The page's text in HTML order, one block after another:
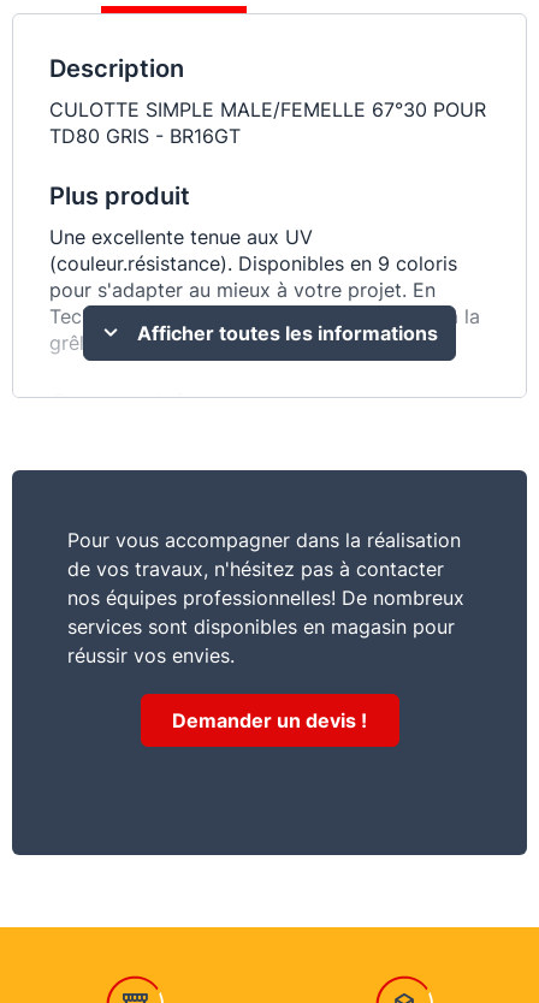
Description
CULOTTE SIMPLE MALE/FEMELLE 67°30 POUR
TD80 GRIS - BR16GT
Plus produit
Une excellente tenue aux UV
(couleur.résistance). Disponibles en 9 coloris
pour s'adapter au mieux à votre projet. En
Techtan.matériau composite ultra-résistant à la
grêle et aux chocs.
Commentaire
raccordement ou une zone d'accès
Afficher toutes les informations
Pour vous accompagner dans la réalisation
de vos travaux, n'hésitez pas à contacter
nos équipes professionnelles! De nombreux
services sont disponibles en magasin pour
réussir vos envies.
Demander un devis !